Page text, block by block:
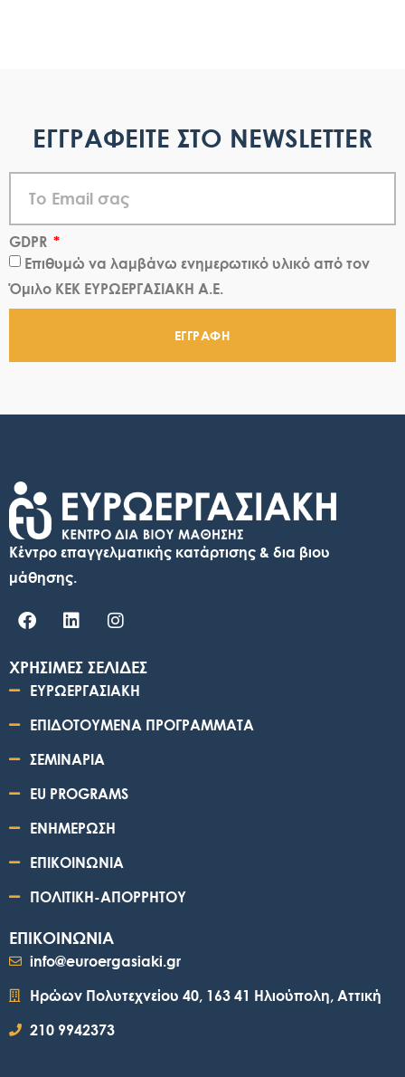
ΕΓΓΡΑΦΕΙΤΕ ΣΤΟ NEWSLETTER
GDPR
Επιθυμώ να λαμβάνω ενημερωτικό υλικό από τον
Όμιλο ΚΕΚ ΕΥΡΩΕΡΓΑΣΙΑΚΗ Α.Ε.
ΕΓΓΡΑΦΗ
Κέντρο επαγγελματικής κατάρτισης & δια βιου
μάθησης.
ΧΡΗΣΙΜΕΣ ΣΕΛΙΔΕΣ
ΕΥΡΩΕΡΓΑΣΙΑΚΗ
ΕΠΙΔΟΤΟΥΜΕΝΑ ΠΡΟΓΡΑΜΜΑΤΑ
ΣΕΜΙΝΑΡΙΑ
EU PROGRAMS
ΕΝΗΜΕΡΩΣΗ
ΕΠΙΚΟΙΝΩΝΙΑ
ΠΟΛΙΤΙΚΗ-ΑΠΟΡΡΗΤΟΥ
ΕΠΙΚΟΙΝΩΝΙΑ
info@euroergasiaki.gr
Ηρώων Πολυτεχνείου 40, 163 41 Ηλιούπολη, Αττική
210 9942373